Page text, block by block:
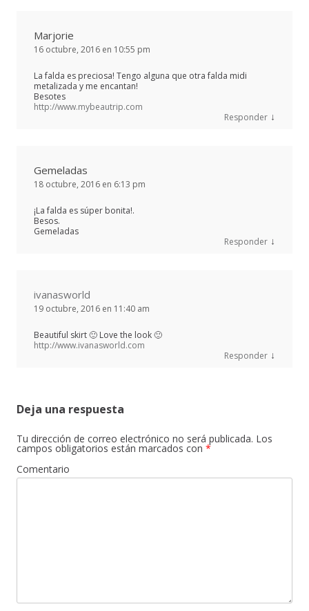
Marjorie
16 octubre, 2016 en 10:55 pm
La falda es preciosa! Tengo alguna que otra falda midi
metalizada y me encantan!
Besotes
http://www.mybeautrip.com
Responder ↓
Gemeladas
18 octubre, 2016 en 6:13 pm
¡La falda es súper bonita!.
Besos.
Gemeladas
Responder ↓
ivanasworld
19 octubre, 2016 en 11:40 am
Beautiful skirt 🙂 Love the look 🙂
http://www.ivanasworld.com
Responder ↓
Deja una respuesta
Tu dirección de correo electrónico no será publicada. Los
campos obligatorios están marcados con *
Comentario